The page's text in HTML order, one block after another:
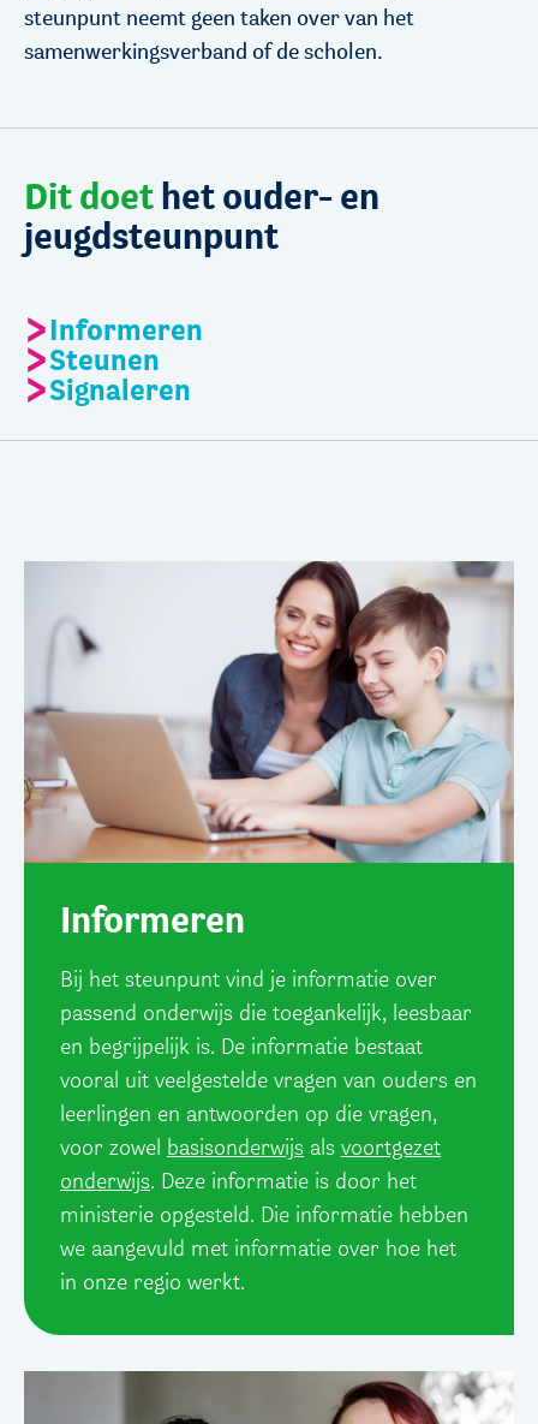
steunpunt neemt geen taken over van het
samenwerkingsverband of de scholen.
Dit doethet ouder- en
jeugdsteunpunt
Informeren
Steunen
Signaleren
Informeren
Bij het steunpunt vind je informatie over
passend onderwijs die toegankelijk, leesbaar
en begrijpelijk is. De informatie bestaat
vooral uit veelgestelde vragen van ouders en
leerlingen en antwoorden op die vragen,
voor zowel basisonderwijs als voortgezet
onderwijs. Deze informatie is door het
ministerie opgesteld. Die informatie hebben
we aangevuld met informatie over hoe het
in onze regio werkt.